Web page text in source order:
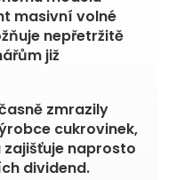
masivní volné
nepřetržitě
již
zmrazily
cukrovinek,
naprosto
dividend.